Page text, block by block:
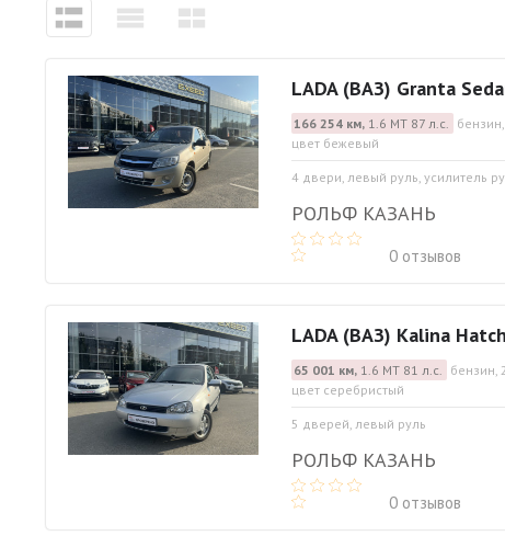
LADA (ВАЗ) Granta
166 254 км,1.6 МТ 87 л.с.
цвет бежевый
4 двери, левый руль, усилитель
РОЛЬФ КАЗАНЬ
0 отзывов
LADA (ВАЗ) Kalina
65 001 км,1.6 МТ 81 л.с. бензин,
цвет серебристый
5 дверей, левый руль
РОЛЬФ КАЗАНЬ
0 отзывов